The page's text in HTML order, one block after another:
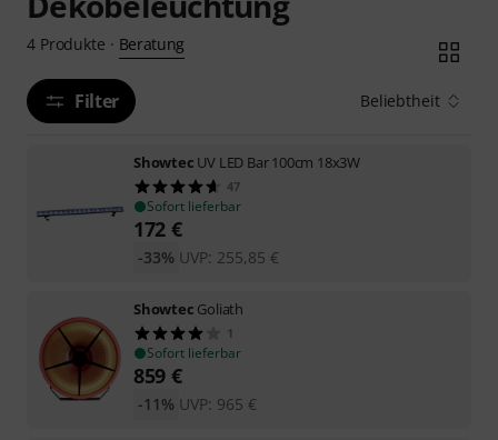
4 Produkte · Beratung
Filter Beliebtheit
Showtec UV LED Bar 100cm 18x3W
47
Sofort lieferbar
172 €
UVP: 255,85 €
-33%
Showtec Goliath
1
Sofort lieferbar
859 €
UVP: 965 €
-11%